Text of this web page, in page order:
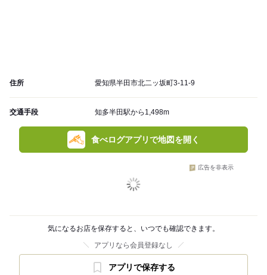
住所 愛知県半田市北二ッ坂町3-11-9
交通手段 知多半田駅から1,498m
食べログアプリで地図を開く
広告を非表示
気になるお店を保存すると、いつでも確認できます。
アプリなら会員登録なし
アプリで保存する